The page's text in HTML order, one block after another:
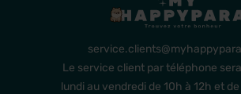
Le service client par téléphone
lundi au vendredi de 10h à 12h et